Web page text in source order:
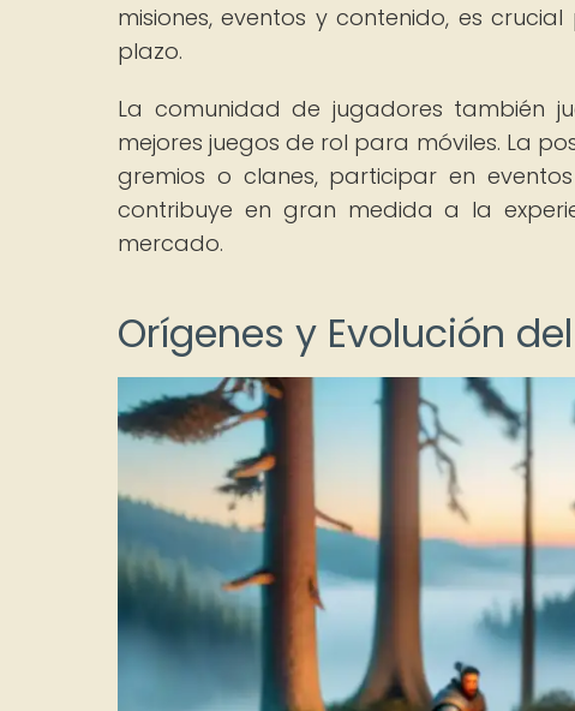
misiones, eventos y contenido, es
plazo.
La comunidad de jugadores también
mejores juegos de rol para móviles. La
gremios o clanes, participar en
contribuye en gran medida a la
mercado.
Orígenes y Evolución